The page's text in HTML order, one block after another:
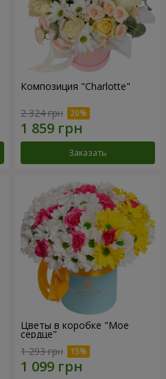
Композиция "Charlotte"
2 324 грн
Заказать
Цветы в коробке "Мое
сердце"
1 293 грн